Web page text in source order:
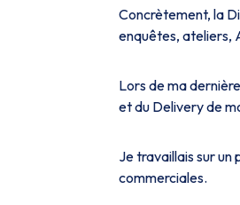
Concrètement, la
enquêtes, ateliers,
Lors de ma
et du Delivery de
Je travaillais sur
commerciales.